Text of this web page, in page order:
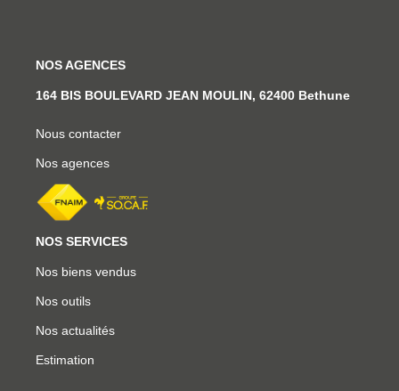
NOS AGENCES
164 BIS BOULEVARD JEAN MOULIN, 62400 Bethune
Nous contacter
Nos agences
NOS SERVICES
Nos biens vendus
Nos outils
Nos actualités
Estimation